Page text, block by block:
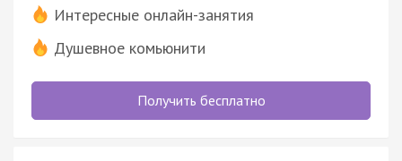
Интересные онлайн-занятия
Душевное комьюнити
Получить бесплатно